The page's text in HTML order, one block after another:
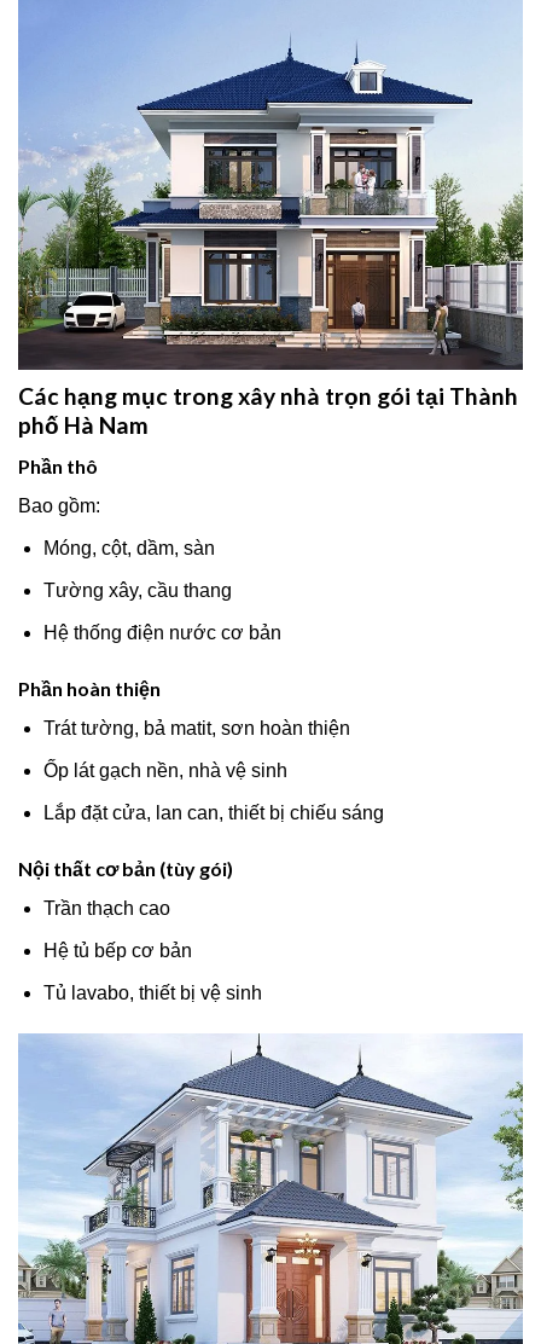
Các hạng mục trong xây nhà trọn gói tại Thành
phố Hà Nam
Phần thô
Bao gồm:
Móng, cột, dầm, sàn
Tường xây, cầu thang
Hệ thống điện nước cơ bản
Phần hoàn thiện
Trát tường, bả matit, sơn hoàn thiện
Ốp lát gạch nền, nhà vệ sinh
Lắp đặt cửa, lan can, thiết bị chiếu sáng
Nội thất cơ bản (tùy gói)
Trần thạch cao
Hệ tủ bếp cơ bản
Tủ lavabo, thiết bị vệ sinh